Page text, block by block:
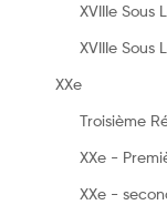
XVIIIe Sous
XVIIIe Sous
XXe
Troisième
XXe -
XXe -